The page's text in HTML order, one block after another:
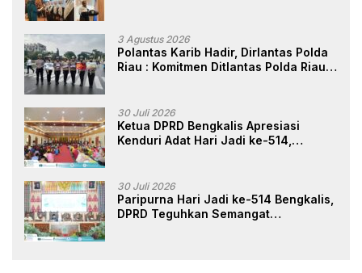
3 Agustus 2026
Polantas Karib Hadir, Dirlantas Polda
Riau : Komitmen Ditlantas Polda Riau
Masyarakat
30 Juli 2026
Ketua DPRD Bengkalis Apresiasi
Kenduri Adat Hari Jadi ke-514,
30 Juli 2026
Paripurna Hari Jadi ke-514 Bengkalis,
DPRD Teguhkan Semangat